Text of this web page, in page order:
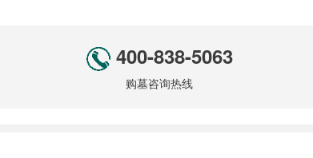
400-838-5063
购墓咨询热线